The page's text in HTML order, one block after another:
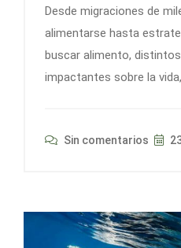
Desde migraciones de
alimentarse hasta
buscar alimento,
impactantes sobre la
Sin comentarios